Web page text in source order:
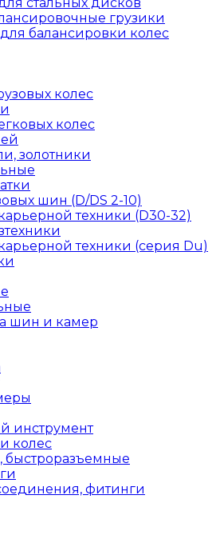
грузики
балансировки колес
колес
колес
золотники
шин (D/DS 2-10)
техники (D30-32)
техники (серия Du)
шин и камер
инструмент
колес
фитинги